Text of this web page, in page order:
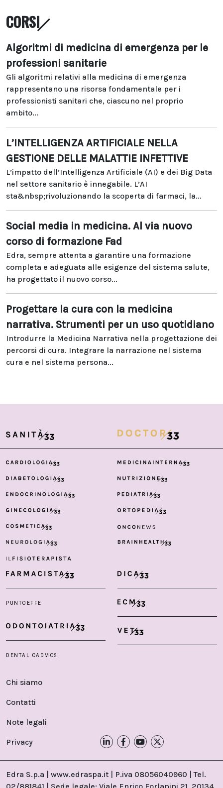
CORSI
Algoritmi di medicina di emergenza per le
professioni sanitarie
Gli algoritmi relativi alla medicina di emergenza
rappresentano una risorsa fondamentale per i
professionisti sanitari che, ciascuno nel proprio
ambito...
L’INTELLIGENZA ARTIFICIALE NELLA
GESTIONE DELLE MALATTIE INFETTIVE
L’impatto dell’Intelligenza Artificiale (AI) e dei Big Data
nel settore sanitario è innegabile. L’AI
sta&nbsp;rivoluzionando la scoperta di farmaci, la...
Social media in medicina. Al via nuovo
corso di formazione Fad
Edra, sempre attenta a garantire una formazione
completa e adeguata alle esigenze del sistema salute,
ha progettato il nuovo corso...
Progettare la cura con la medicina
narrativa. Strumenti per un uso quotidiano
Introdurre la Medicina Narrativa nella progettazione dei
percorsi di cura. Integrare la narrazione nel sistema
cura e nel sistema persona...
Chi siamo
Contatti
Note legali
Privacy
Edra S.p.a | www.edraspa.it | P.iva 08056040960 | Tel.